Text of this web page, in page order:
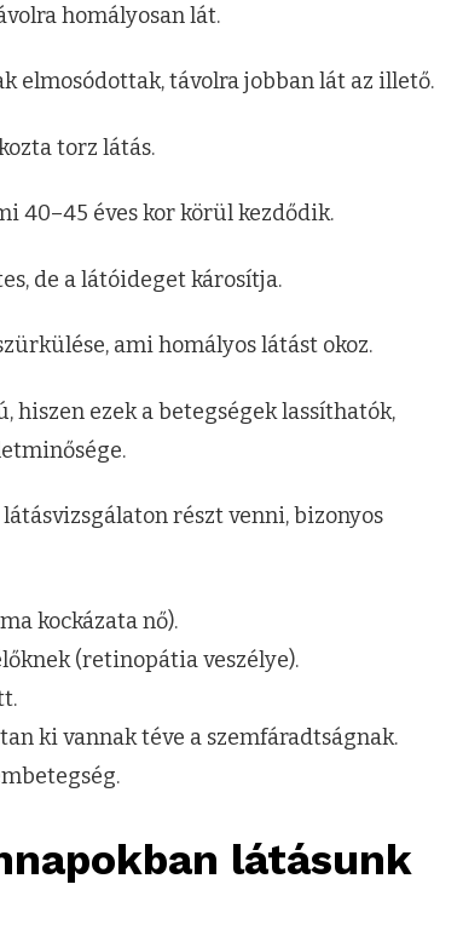
homályosan lát.
elmosódottak, távolra jobban lát az illető.
torz látás.
40–45 éves kor körül kezdődik.
de a látóideget károsítja.
ami homályos látást okoz.
ezek a betegségek lassíthatók,
látásvizsgálaton részt venni, bizonyos
kockázata nő).
(retinopátia veszélye).
ki vannak téve a szemfáradtságnak.
látásunk